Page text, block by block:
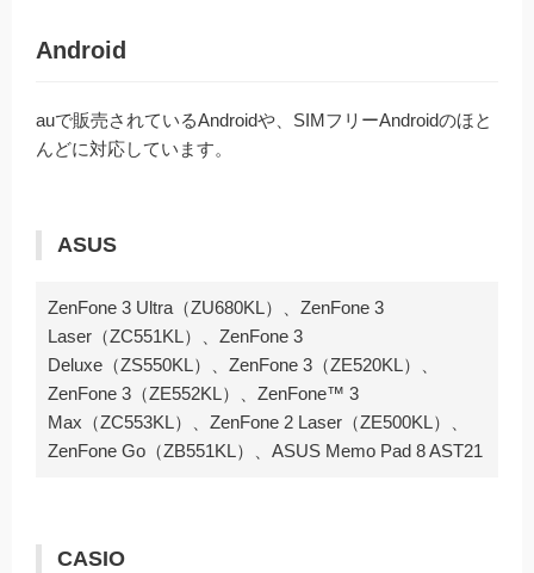
Android
auで販売されているAndroidや、SIMフリーAndroidのほと
んどに対応しています。
ASUS
ZenFone 3 Ultra（ZU680KL）、ZenFone 3
Laser（ZC551KL）、ZenFone 3
Deluxe（ZS550KL）、ZenFone 3（ZE520KL）、
ZenFone 3（ZE552KL）、ZenFone™ 3
Max（ZC553KL）、ZenFone 2 Laser（ZE500KL）、
ZenFone Go（ZB551KL）、ASUS Memo Pad 8 AST21
CASIO